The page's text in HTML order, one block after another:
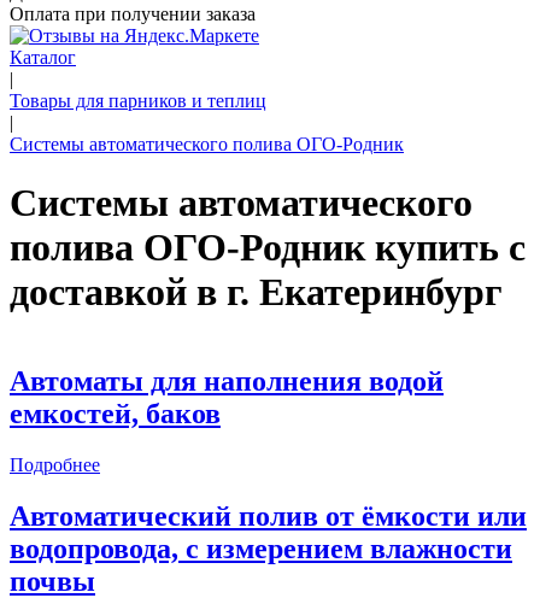
Оплата при получении заказа
Каталог
|
Товары для парников и теплиц
|
Системы автоматического полива ОГО-Родник
Системы автоматического
полива ОГО-Родник купить с
доставкой в г. Екатеринбург
Автоматы для наполнения водой
емкостей, баков
Подробнее
Автоматический полив от ёмкости или
водопровода, с измерением влажности
почвы